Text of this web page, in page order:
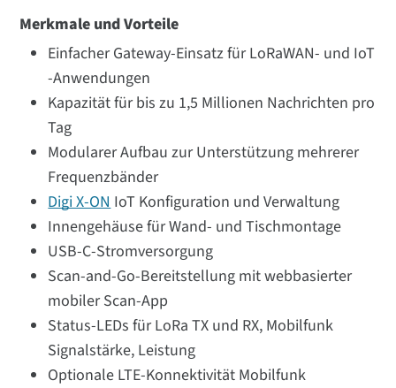
Merkmale und Vorteile
Einfacher Gateway-Einsatz für LoRaWAN- und IoT
-Anwendungen
Kapazität für bis zu 1,5 Millionen Nachrichten pro
Tag
Modularer Aufbau zur Unterstützung mehrerer
Frequenzbänder
Digi X-ONIoT Konfiguration und Verwaltung
Innengehäuse für Wand- und Tischmontage
USB-C-Stromversorgung
Scan-and-Go-Bereitstellung mit webbasierter
mobiler Scan-App
Status-LEDs für LoRa TX und RX, Mobilfunk
Signalstärke, Leistung
Optionale LTE-Konnektivität Mobilfunk